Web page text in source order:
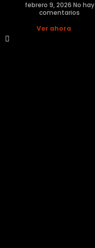
febrero 9, 2026 No hay
comentarios
Ver ahora